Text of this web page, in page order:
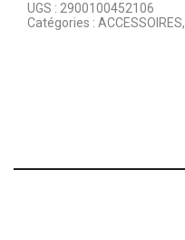
UGS : 2900100452106
Catégories : ACCESSOIRES,